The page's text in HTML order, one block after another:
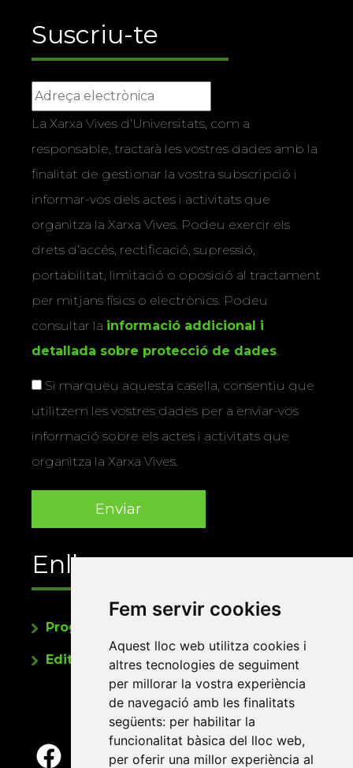
Fem servir cookies
Aquest lloc web utilitza cookies i
altres tecnologies de seguiment
per millorar la vostra experiència
de navegació amb les finalitats
següents: per habilitar la
funcionalitat bàsica del lloc web,
per oferir una millor experiència al
Suscriu-te
La Xarxa Vives d’Universitats, com a
responsable, tractarà les vostres dades amb la
finalitat de gestionar la vostra subscripció i
informar-vos dels actes i activitats que
organitza la Xarxa Vives. Podeu exercir els
drets d’accés, rectificació, supressió,
portabilitat, limitació o oposició al tractament
per mitjans físics o electrònics. Podeu
consultar la informació addicional i
detallada sobre protecció de dades.
Si marqueu aquesta casella, consentiu que
utilitzem les vostres dades per a enviar-vos
informació sobre els actes i activitats que
organitza la Xarxa Vives.
Enllaços
Programa de publicacions
Editorials universitàries a Twitter